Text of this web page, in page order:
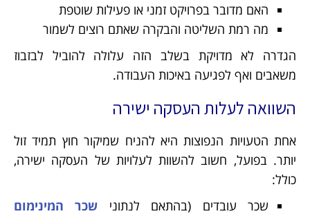
האם מדובר בפרויקט זמני או פעילות שוטפת
מה רמת השליטה והבקרה שאתם רוצים לשמור
הגדרה לא מדויקת בשלב הזה עלולה להוביל לבזבוז
משאבים ואף לפגיעה באיכות העבודה.
השוואה לעלות העסקה ישירה
אחת הטעויות הנפוצות היא להניח שמיקור חוץ תמיד זול
יותר. בפועל, חשוב להשוות לעלויות של העסקה ישירה,
כולל:
שכר עובדים (בהתאם לנתוני שכר המינימום